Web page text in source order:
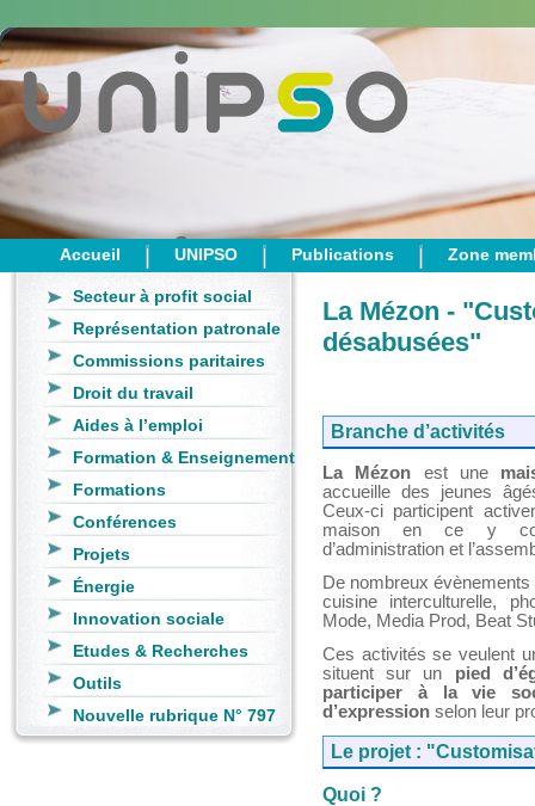
Accueil UNIPSO Publications Zone
Secteur à profit social
Représentation patronale
Commissions paritaires
Droit du travail
Aides à l’emploi
Formation & Enseignement
Formations
Conférences
Projets
Énergie
Innovation sociale
Etudes & Recherches
Outils
Nouvelle rubrique N° 797
La Mézon -
désabusées"
Branche d’activités
La Mézon est une
accueille des jeunes
Ceux-ci participent
maison en ce y
d’administration et
De nombreux
cuisine interculturelle,
Mode, Media Prod, Beat
Ces activités se veulent
situent sur un pied
participer à la vie
d’expression selon leur
Le projet :
Quoi ?